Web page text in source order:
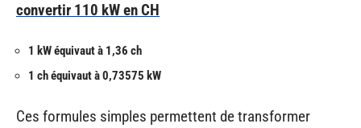
convertir 110 kW en CH
1 kW équivaut à 1,36 ch
1 ch équivaut à 0,73575 kW
Ces formules simples permettent de transformer